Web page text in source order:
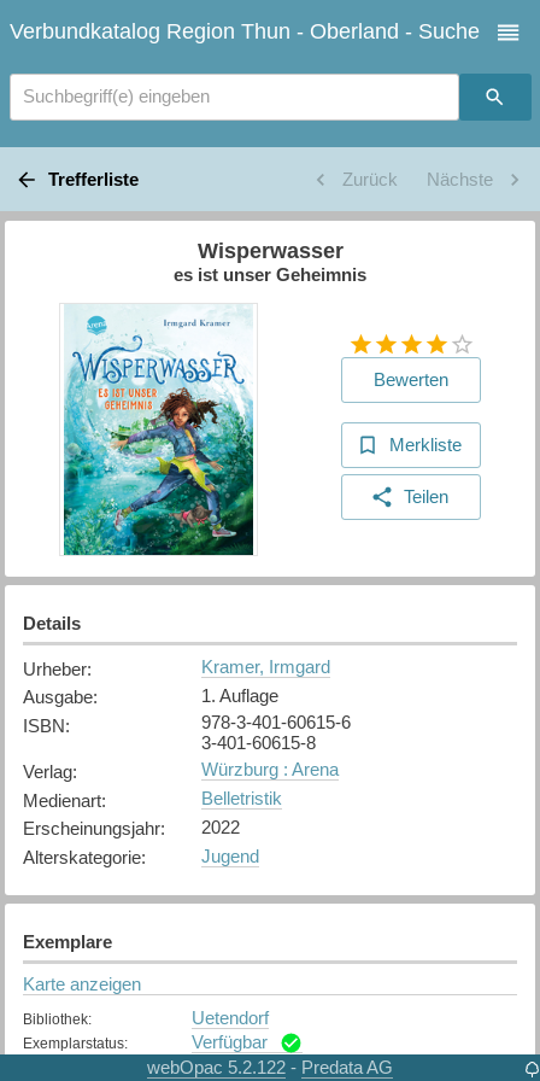
Verbundkatalog Region Thun - Oberland - Suche
Suchbegriff(e) eingeben
Trefferliste Zurück Nächste
Wisperwasser
es ist unser Geheimnis
Bewerten
Merkliste
Teilen
Details
Urheber:
Kramer, Irmgard
Ausgabe:
1. Auflage
ISBN:
978-3-401-60615-6
3-401-60615-8
Verlag:
Würzburg : Arena
Medienart:
Belletristik
Erscheinungsjahr:
2022
Alterskategorie: Jugend
Exemplare
Karte anzeigen
Bibliothek: Uetendorf
Exemplarstatus:
Verfügbar
webOpac 5.2.122 - Predata AG